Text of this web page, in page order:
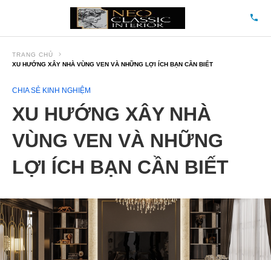
TRANG CHỦ
XU HƯỚNG XÂY NHÀ VÙNG VEN VÀ NHỮNG LỢI ÍCH BẠN CẦN BIẾT
CHIA SẺ KINH NGHIỆM
XU HƯỚNG XÂY NHÀ
VÙNG VEN VÀ NHỮNG
LỢI ÍCH BẠN CẦN BIẾT